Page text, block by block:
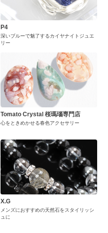
P4
深いブルーで魅了するカイヤナイトジュエ
リー
Tomato Crystal 桜瑪瑙専門店
心をときめかせる春色アクセサリー
X.G
メンズにおすすめの天然石をスタイリッシ
ュに